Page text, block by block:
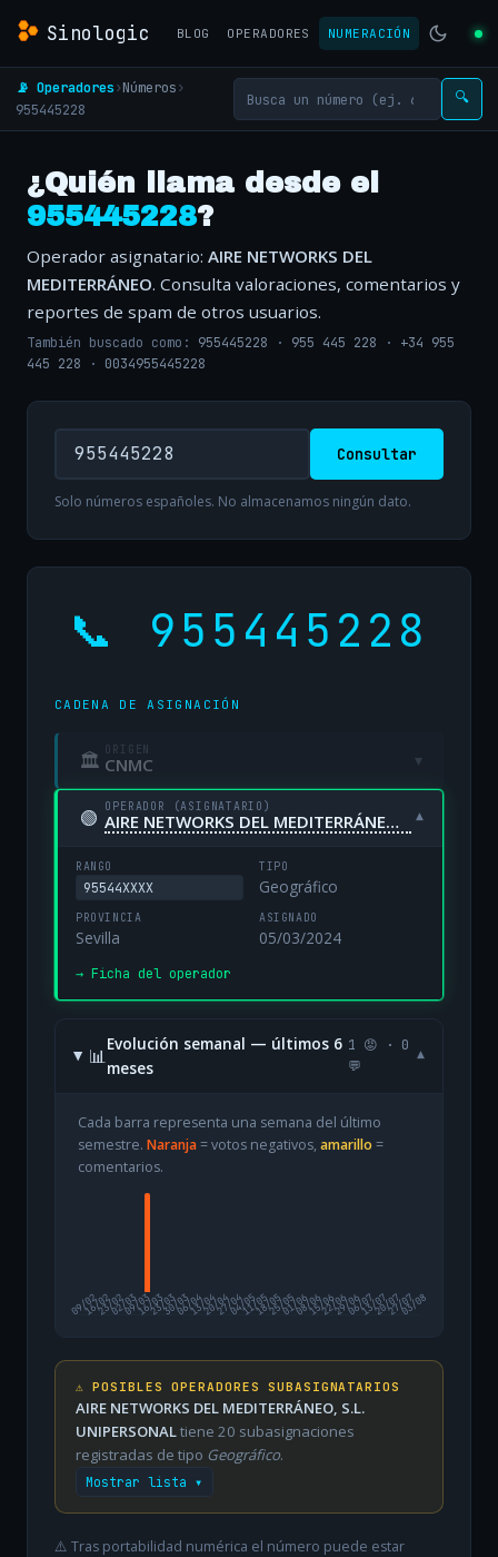
Sinologic BLOG OPERADORES NUMERACIÓN
📡 Operadores›Números›
955445228
🔍
¿Quién llama desde el
955445228?
Operador asignatario: AIRE NETWORKS DEL
MEDITERRÁNEO. Consulta valoraciones, comentarios y
reportes de spam de otros usuarios.
También buscado como: 955445228 · 955 445 228 · +34 955
445 228 · 0034955445228
Consultar
Solo números españoles. No almacenamos ningún dato.
📞 955445228
CADENA DE ASIGNACIÓN
🏛 ORIGEN
CNMC ▾
🟢 OPERADOR (ASIGNATARIO)
AIRE NETWORKS DEL MEDITERRÁNEO, S.L. UNIPERSONAL ▾
RANGO
95544XXXX
TIPO
Geográfico
PROVINCIA
Sevilla
ASIGNADO
05/03/2024
→ Ficha del operador
📊
Evolución semanal — últimos 6
meses
1 😡 · 0
💬
▾
Cada barra representa una semana del último
semestre. Naranja= votos negativos, amarillo =
comentarios.
09/02
16/0223/0202/0309/0316/0323/0330/0306/0413/0420/0427/0404/0511/0518/0525/0501/0608/0615/0622/0629/0606/0713/0720/0727/07
03/08
⚠️ POSIBLES OPERADORES SUBASIGNATARIOS
AIRE NETWORKS DEL MEDITERRÁNEO, S.L.
UNIPERSONALtiene 20 subasignaciones
registradas de tipo Geográfico.
Mostrar lista ▾
⚠️ Tras portabilidad numérica el número puede estar